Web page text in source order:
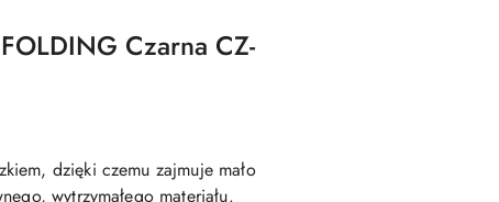
Czarna CZ-
dzięki czemu zajmuje mało
wytrzymałego materiału.